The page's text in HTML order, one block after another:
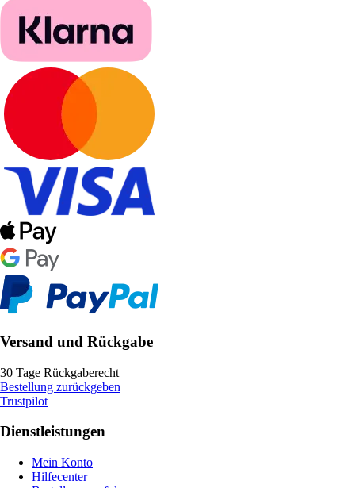
Versand und Rückgabe
30 Tage Rückgaberecht
Bestellung zurückgeben
Trustpilot
Dienstleistungen
Mein Konto
Hilfecenter